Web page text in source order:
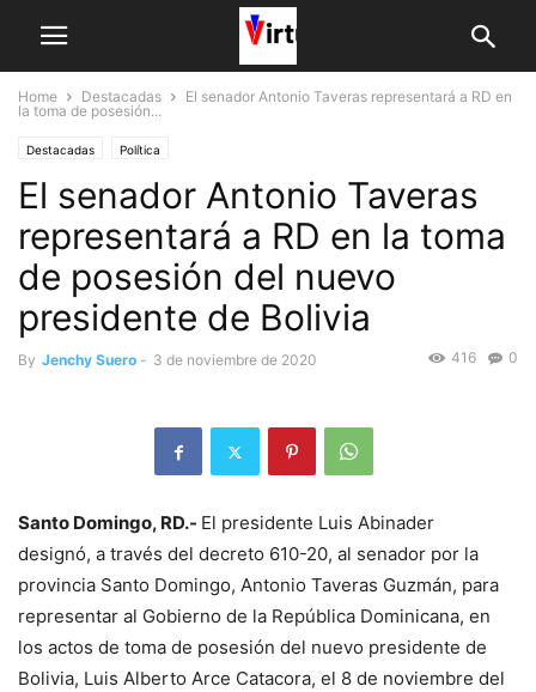
Home Destacadas
El senador Antonio Taveras representará a RD en
la toma de posesión...
Destacadas Política
El senador Antonio Taveras
representará a RD en la toma
de posesión del nuevo
presidente de Bolivia
By Jenchy Suero - 3 de noviembre de 2020 0
416
Santo Domingo, RD.- El presidente Luis Abinader
designó, a través del decreto 610-20, al senador por la
provincia Santo Domingo, Antonio Taveras Guzmán, para
representar al Gobierno de la República Dominicana, en
los actos de toma de posesión del nuevo presidente de
Bolivia, Luis Alberto Arce Catacora, el 8 de noviembre del